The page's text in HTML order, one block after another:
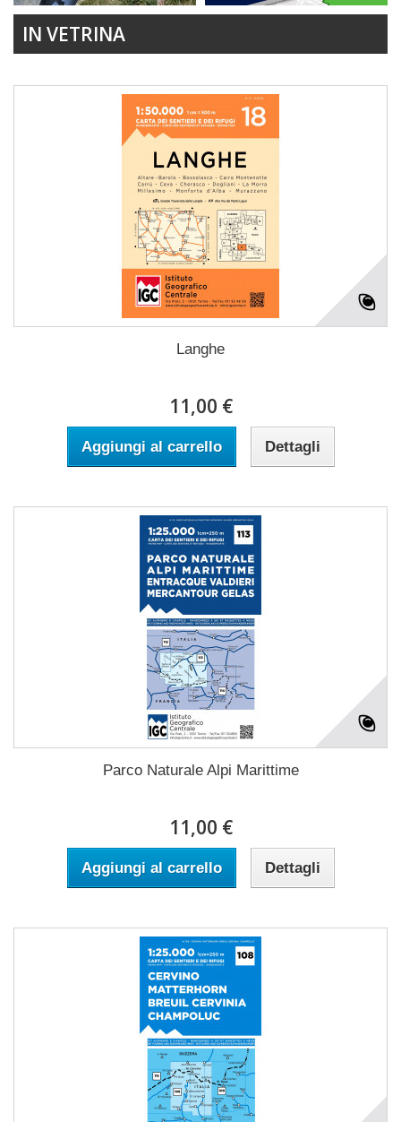
IN VETRINA
Langhe
11,00 €
Aggiungi al carrello Dettagli
Parco Naturale Alpi Marittime
11,00 €
Aggiungi al carrello Dettagli